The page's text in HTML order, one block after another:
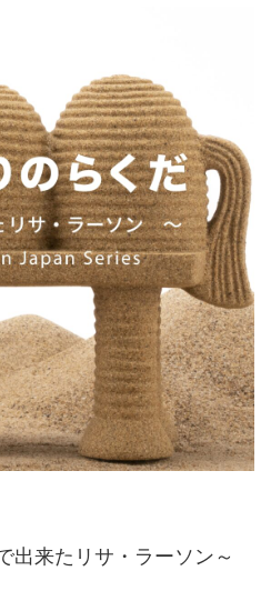
出来たリサ・ラーソン～